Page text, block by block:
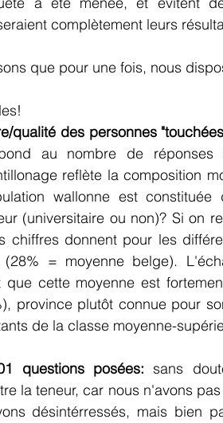
complètement leurs
que pour une fois, nous
qualité des personnes
au nombre de
reflète la composition
wallonne est
(universitaire ou non)? Si on
chiffres donnent pour les
(28% = moyenne belge).
que cette moyenne est
province plutôt connue pour
de la classe moyenne-
questions posées: sans
la teneur, car nous n'avons
désintérressés, mais bien